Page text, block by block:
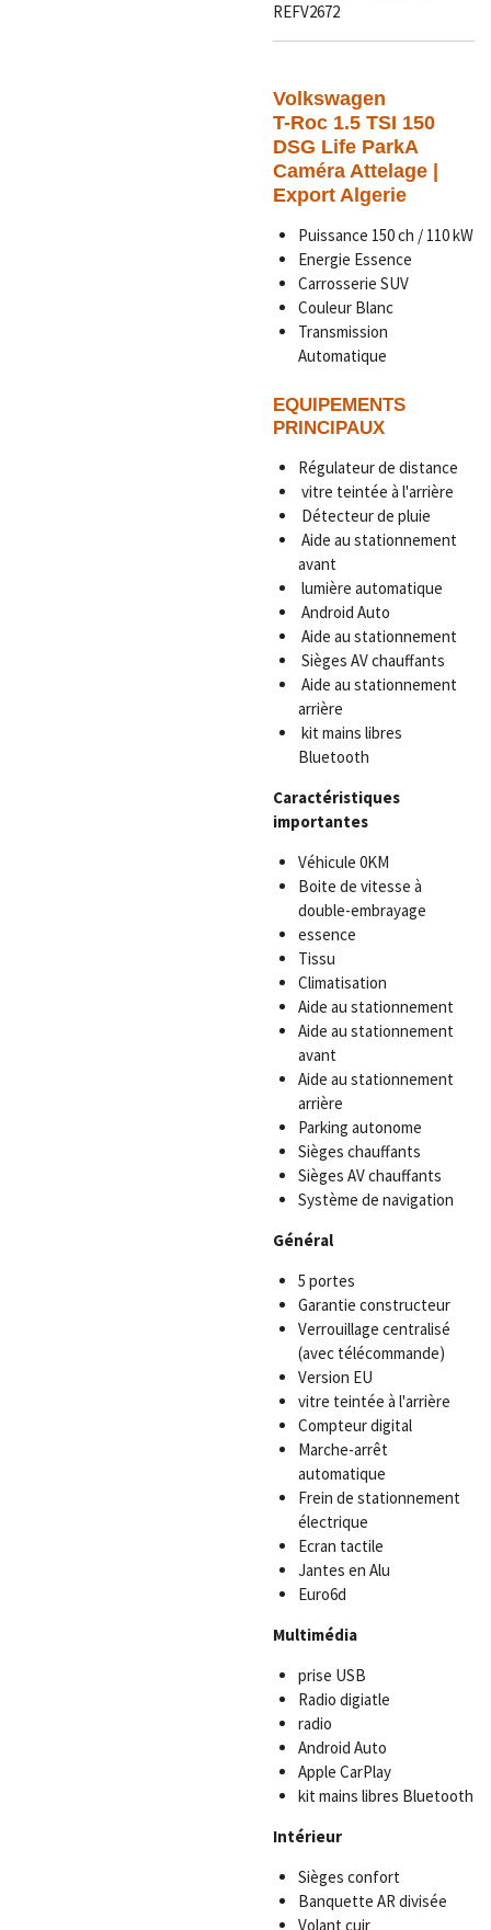
REFV2672
Volkswagen
T-Roc 1.5 TSI 150
DSG Life ParkA
Caméra Attelage |
Export Algerie
Puissance 150 ch / 110 kW
Energie Essence
Carrosserie SUV
Couleur Blanc
Transmission
Automatique
EQUIPEMENTS
PRINCIPAUX
Régulateur de distance
vitre teintée à l'arrière
Détecteur de pluie
Aide au stationnement
avant
lumière automatique
Android Auto
Aide au stationnement
Sièges AV chauffants
Aide au stationnement
arrière
kit mains libres
Bluetooth
Caractéristiques
importantes
Véhicule 0KM
Boite de vitesse à
double-embrayage
essence
Tissu
Climatisation
Aide au stationnement
Aide au stationnement
avant
Aide au stationnement
arrière
Parking autonome
Sièges chauffants
Sièges AV chauffants
Système de navigation
Général
5 portes
Garantie constructeur
Verrouillage centralisé
(avec télécommande)
Version EU
vitre teintée à l'arrière
Compteur digital
Marche-arrêt
automatique
Frein de stationnement
électrique
Ecran tactile
Jantes en Alu
Euro6d
Multimédia
prise USB
Radio digiatle
radio
Android Auto
Apple CarPlay
kit mains libres Bluetooth
Intérieur
Sièges confort
Banquette AR divisée
Volant cuir